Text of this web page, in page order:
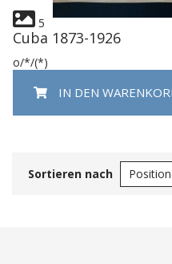
5
Cuba 1873-1926
o/*/(*)
IN DEN
Sortieren nach